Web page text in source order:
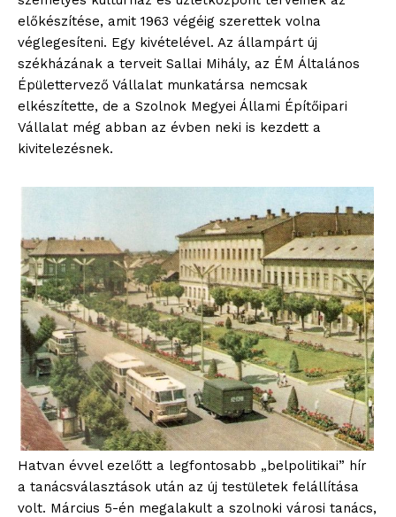
előkészítése, amit 1963 végéig szerettek volna
véglegesíteni. Egy kivételével. Az állampárt új
székházának a terveit Sallai Mihály, az ÉM Általános
Épülettervező Vállalat munkatársa nemcsak
elkészítette, de a Szolnok Megyei Állami Építőipari
Vállalat még abban az évben neki is kezdett a
kivitelezésnek.
Hatvan évvel ezelőtt a legfontosabb „belpolitikai” hír
a tanácsválasztások után az új testületek felállítása
volt. Március 5-én megalakult a szolnoki városi tanács,